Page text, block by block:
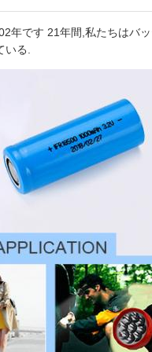
年です 21年間,私たちはバ
る.